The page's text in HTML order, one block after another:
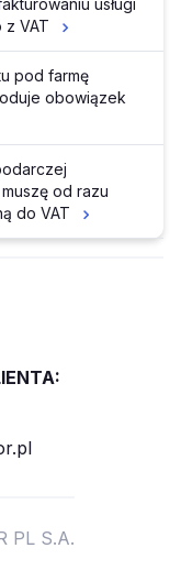
usługi
z VAT
pod farmę
obowiązek
od razu
do VAT
PL S.A.